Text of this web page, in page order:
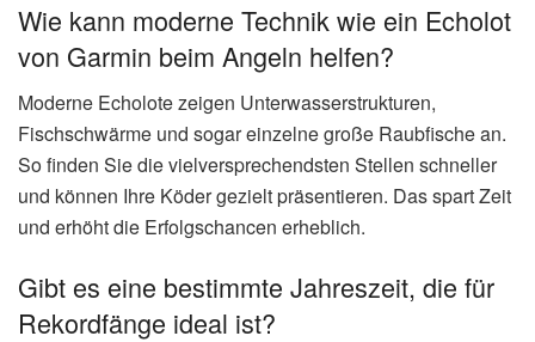
Wie kann moderne Technik wie ein Echolot
von Garmin beim Angeln helfen?
Moderne Echolote zeigen Unterwasserstrukturen,
Fischschwärme und sogar einzelne große Raubfische an.
So finden Sie die vielversprechendsten Stellen schneller
und können Ihre Köder gezielt präsentieren. Das spart Zeit
und erhöht die Erfolgschancen erheblich.
Gibt es eine bestimmte Jahreszeit, die für
Rekordfänge ideal ist?